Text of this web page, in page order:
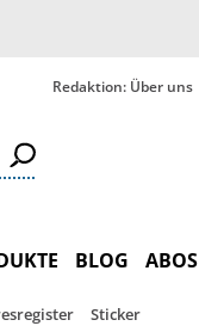
Redaktion: Über uns
BLOG ABOS
Sticker